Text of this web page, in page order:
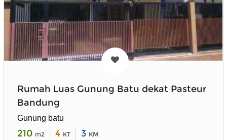
Rumah Luas Gunung Batu dekat Pasteur
Bandung
Gunung batu
210 m2 4 KT 3 KM